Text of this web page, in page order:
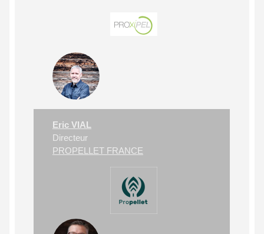
Eric VIAL
Directeur
PROPELLET FRANCE